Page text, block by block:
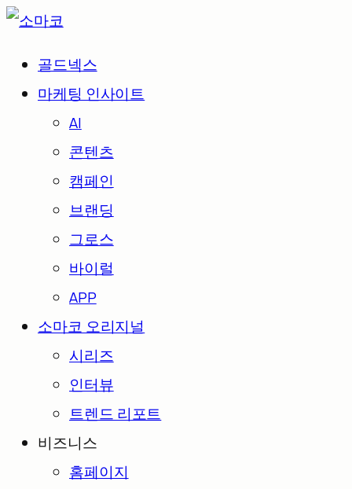
골드넥스
마케팅 인사이트
AI
콘텐츠
캠페인
브랜딩
그로스
바이럴
APP
소마코 오리지널
시리즈
인터뷰
트렌드 리포트
비즈니스
홈페이지